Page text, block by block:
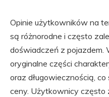
Opinie użytkowników na
są różnorodne i często
doświadczeń z pojazdem.
oryginalne części
oraz długowiecznością,
ceny. Użytkownicy często